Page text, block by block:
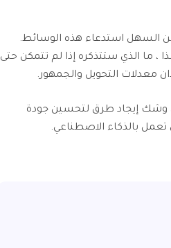
من السهل استدعاء هذه الوسائط.
، ما الذي ستتذكره إذا لم تتمكن حتى
معدلات التحويل والجمهور.
وشك إيجاد طرق لتحسين جودة
تعمل بالذكاء الاصطناعي.